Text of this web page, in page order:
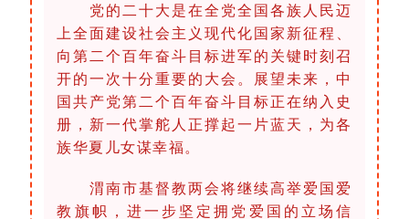
党的二十大是在全党全国各族人民迈
上全面建设社会主义现代化国家新征程、
向第二个百年奋斗目标进军的关键时刻召
开的一次十分重要的大会。展望未来，中
国共产党第二个百年奋斗目标正在纳入史
册，新一代掌舵人正撑起一片蓝天，为各
族华夏儿女谋幸福。
渭南市基督教两会将继续高举爱国爱
教旗帜，进一步坚定拥党爱国的立场信